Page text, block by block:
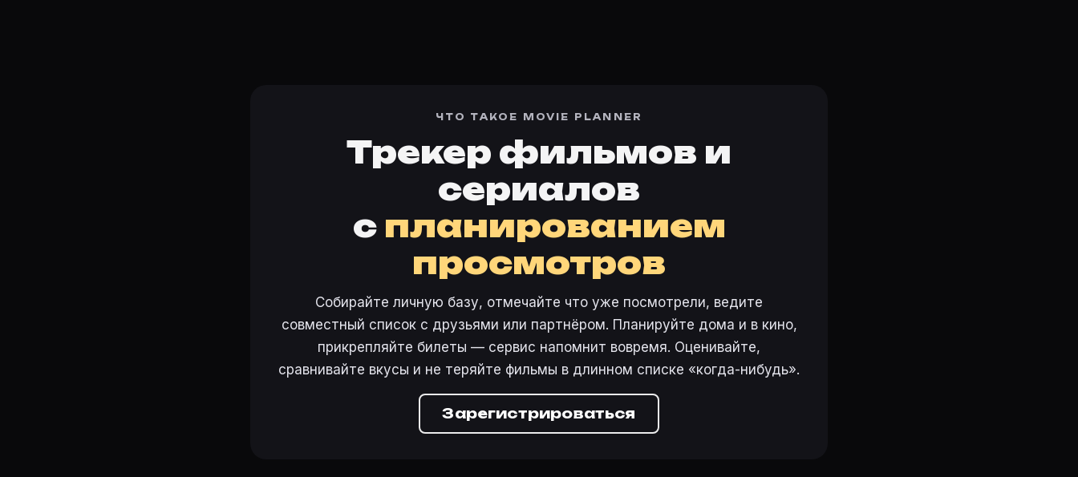
ЧТО ТАКОЕ MOVIE PLANNER
Трекер фильмов и
сериалов
с планированием
просмотров
Собирайте личную базу, отмечайте что уже посмотрели, ведите
совместный список с друзьями или партнёром. Планируйте дома и в кино,
прикрепляйте билеты — сервис напомнит вовремя. Оценивайте,
сравнивайте вкусы и не теряйте фильмы в длинном списке «когда-нибудь».
Зарегистрироваться